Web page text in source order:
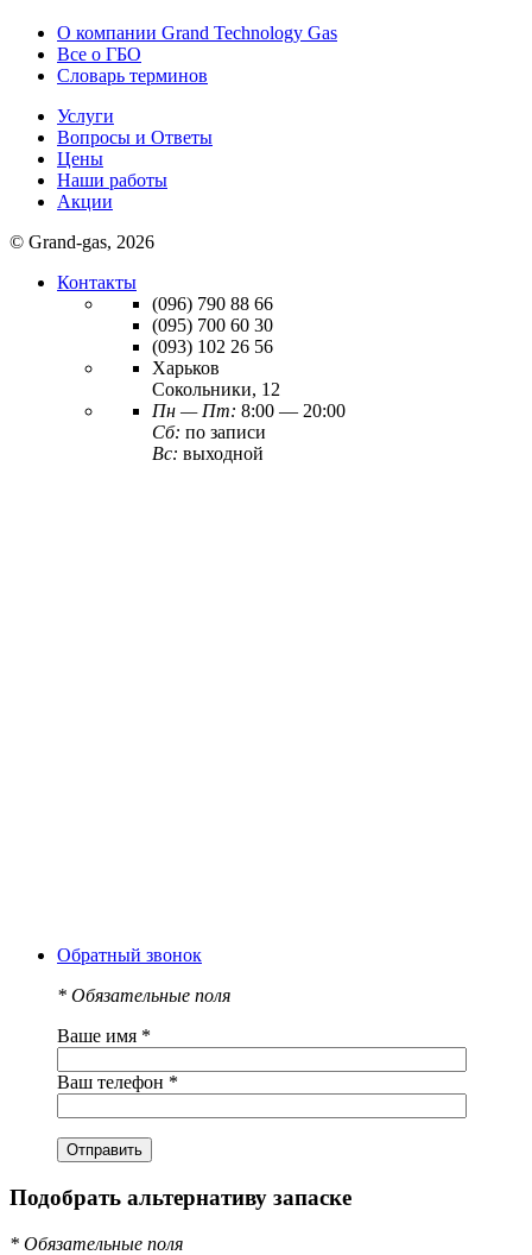
О компании Grand Technology Gas
Все о ГБО
Словарь терминов
Услуги
Вопросы и Ответы
Цены
Наши работы
Акции
© Grand-gas, 2026
Контакты
(096) 790 88 66
(095) 700 60 30
(093) 102 26 56
Харьков
Сокольники, 12
Пн — Пт: 8:00 — 20:00
Сб: по записи
Вс: выходной
Обратный звонок
* Обязательные поля
Ваше имя *
Ваш телефон *
Подобрать альтернативу запаске
* Обязательные поля